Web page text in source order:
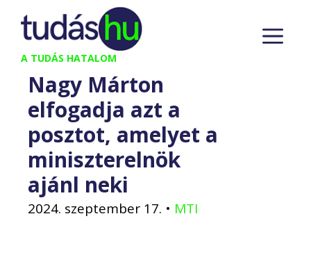
Kilépés
tartalomba
A TUDÁS HATALOM
Nagy Márton
elfogadja azt a
posztot, amelyet a
miniszterelnök
ajánl neki
2024. szeptember 17. • MTI